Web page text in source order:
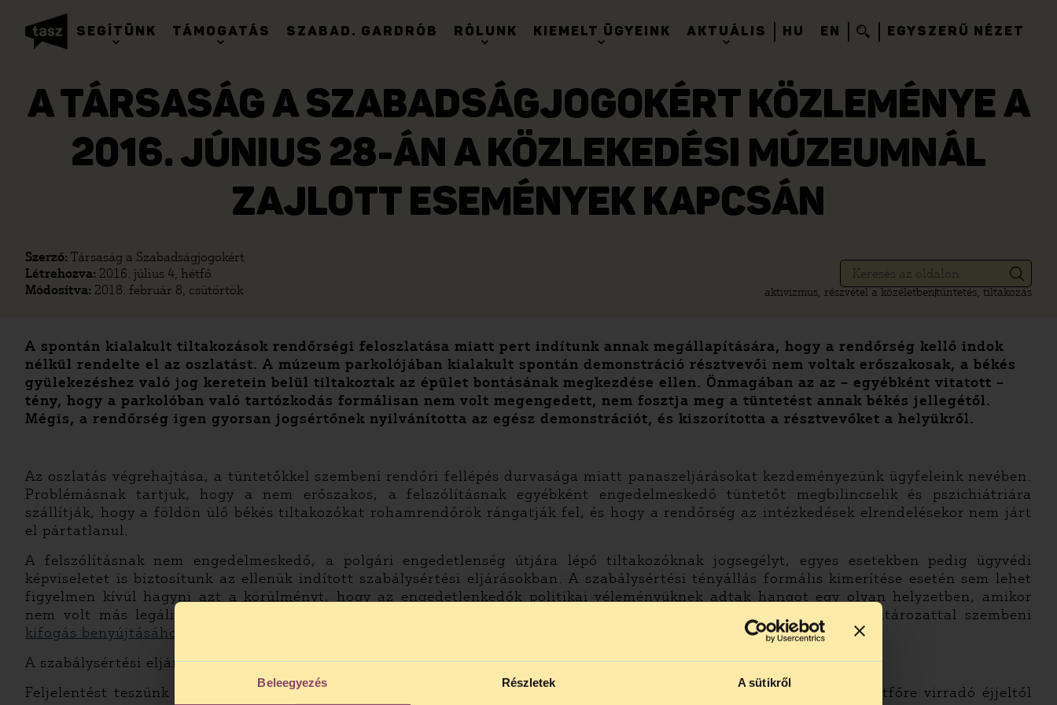
Beleegyezés Részletek A sütikről
SEGÍTÜNK TÁMOGATÁS SZABAD. GARDRÓB RÓLUNK KIEMELT ÜGYEINK AKTUÁLIS HU EN EGYSZERŰ NÉZET
A TÁRSASÁG A SZABADSÁGJOGOKÉRT KÖZLEMÉNYE A
2016. JÚNIUS 28-ÁN A KÖZLEKEDÉSI MÚZEUMNÁL
ZAJLOTT ESEMÉNYEK KAPCSÁN
Szerző: Társaság a Szabadságjogokért
Létrehozva: 2016. július 4, hétfő
Módosítva: 2018. február 8, csütörtök aktivizmus, részvétel a közéletbentüntetés, tiltakozás
A spontán kialakult tiltakozások rendőrségi feloszlatása miatt pert indítunk annak megállapítására, hogy a rendőrség kellő indok
nélkül rendelte el az oszlatást. A múzeum parkolójában kialakult spontán demonstráció résztvevői nem voltak erőszakosak, a békés
gyülekezéshez való jog keretein belül tiltakoztak az épület bontásának megkezdése ellen. Önmagában az az – egyébként vitatott –
tény, hogy a parkolóban való tartózkodás formálisan nem volt megengedett, nem fosztja meg a tüntetést annak békés jellegétől.
Mégis, a rendőrség igen gyorsan jogsértőnek nyilvánította az egész demonstrációt, és kiszorította a résztvevőket a helyükről.
Az oszlatás végrehajtása, a tüntetőkkel szembeni rendőri fellépés durvasága miatt panaszeljárásokat kezdeményezünk ügyfeleink nevében.
Problémásnak tartjuk, hogy a nem erőszakos, a felszólításnak egyébként engedelmeskedő tüntetőt megbilincselik és pszichiátriára
szállítják, hogy a földön ülő békés tiltakozókat rohamrendőrök rángatják fel, és hogy a rendőrség az intézkedések elrendelésekor nem járt
el pártatlanul.
A felszólításnak nem engedelmeskedő, a polgári engedetlenség útjára lépő tiltakozóknak jogsegélyt, egyes esetekben pedig ügyvédi
képviseletet is biztosítunk az ellenük indított szabálysértési eljárásokban. A szabálysértési tényállás formális kimerítése esetén sem lehet
figyelmen kívül hagyni azt a körülményt, hogy az engedetlenkedők politikai véleményüknek adtak hangot egy olyan helyzetben, amikor
nem volt más legális lehetőségük a tiltakozásra. Ennek végső megítélése a bíróságra tartozik. A szabálysértési határozattal szembeni
kifogás benyújtásához mintát innen lehet letölteni >> (.doc)
A szabálysértési eljáráshoz tartozóútmutatónkat itt olvashatja el >> (.pdf)
Feljelentést teszünk azon rendőrök ellen, akik jelen voltak, de nem avatkoztak közbe, amikor a biztonsági őrök a hétfőre virradó éjjeltől